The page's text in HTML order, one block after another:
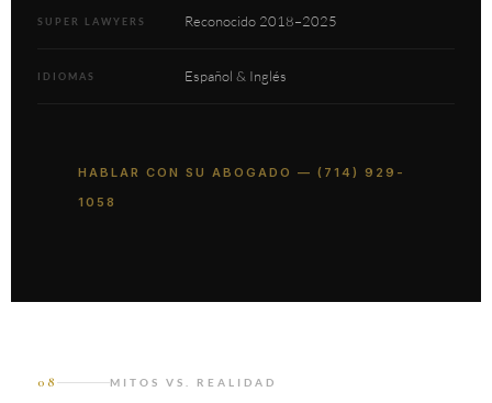
SUPER LAWYERS Reconocido 2018–2025
IDIOMAS Español & Inglés
HABLAR CON SU ABOGADO — (714) 929-
1058
08 MITOS VS. REALIDAD